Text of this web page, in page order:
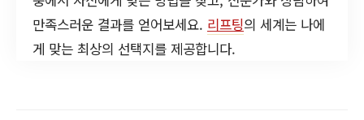
만족스러운 결과를 얻어보세요. 리프팅의 세계는 나에
게 맞는 최상의 선택지를 제공합니다.